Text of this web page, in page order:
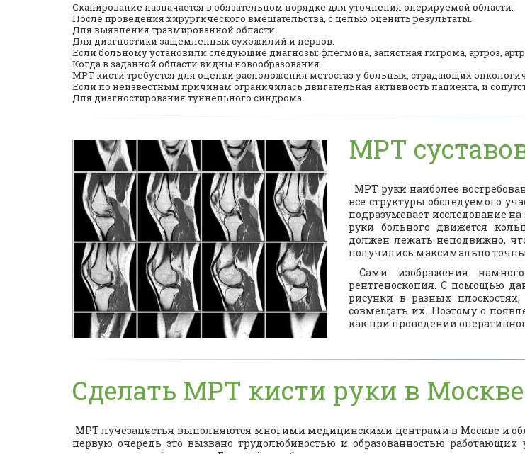
Сканирование назначается в обязательном порядке для уточнения оперируемой области.
После проведения хирургического вмешательства, с целью оценить результаты.
Для выявления травмированной области.
Для диагностики защемленных сухожилий и нервов.
Если больному установили следующие диагнозы: флегмона, запястная гигрома, артроз,
Когда в заданной области видны новообразования.
МРТ кисти требуется для оценки расположения метостаз у больных, страдающих
Если по неизвестным причинам ограничилась двигательная активность пациента, и
Для диагностирования туннельного синдрома.
МРТ
МРТ руки наиболее
все структуры обследуемого
подразумевает исследование
руки больного движется
должен лежать неподвижно,
получились максимально
Сами изображения
рентгеноскопия. С помощью
рисунки в разных
совмещать их. Поэтому с
как при проведении
Сделать МРТ кисти руки в Москве
МРТ лучезапястья выполняются многими медицинскими центрами в Москве и
первую очередь это вызвано трудолюбивостью и образованностью